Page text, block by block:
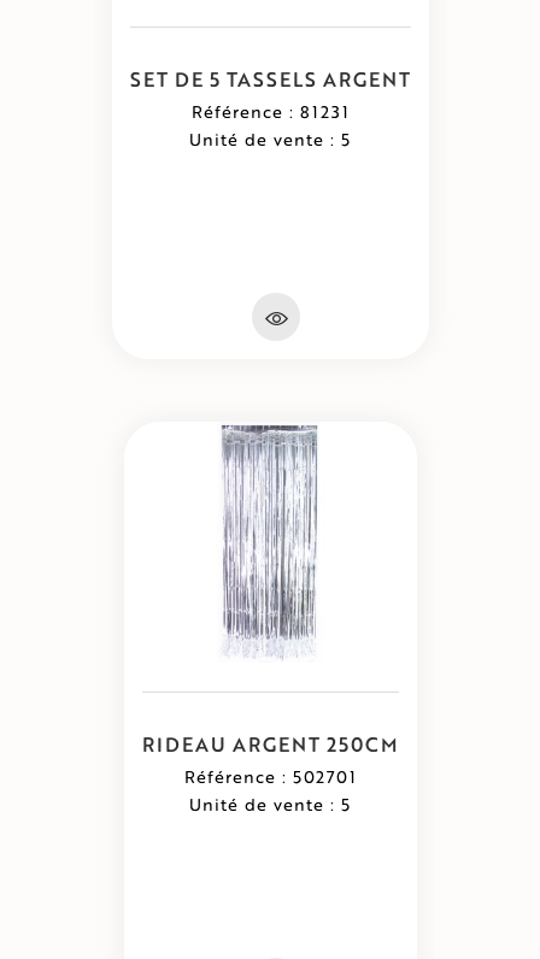
SET DE 5 TASSELS ARGENT
Référence : 81231
Unité de vente : 5
RIDEAU ARGENT 250CM
Référence : 502701
Unité de vente : 5